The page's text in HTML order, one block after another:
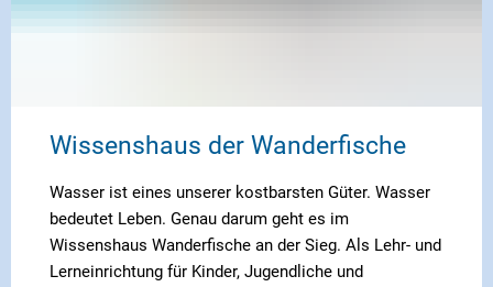
Wissenshaus der Wanderfische
Wasser ist eines unserer kostbarsten Güter. Wasser
bedeutet Leben. Genau darum geht es im
Wissenshaus Wanderfische an der Sieg. Als Lehr- und
Lerneinrichtung für Kinder, Jugendliche und